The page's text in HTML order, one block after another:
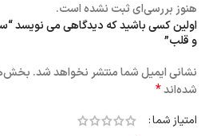
هنوز بررسی‌ای ثبت نشده است.
اولین کسی باشید که دیدگاهی می نویسد
و قلب”
نشانی ایمیل شما منتشر نخواهد شد.
شده‌اند*
امتیاز شما